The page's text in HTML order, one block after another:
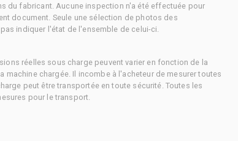
du fabricant. Aucune inspection n'a été effectuée pour
document. Seule une sélection de photos des
indiquer l'état de l'ensemble de celui-ci.
réelles sous charge peuvent varier en fonction de la
chargée. Il incombe à l'acheteur de mesurer toutes
peut être transportée en toute sécurité. Toutes les
pour le transport.